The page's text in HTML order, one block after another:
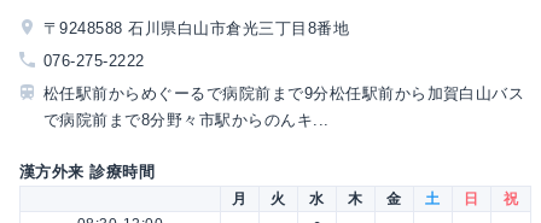
〒9248588 石川県白山市倉光三丁目8番地
076-275-2222
松任駅前からめぐーるで病院前まで9分松任駅前から加賀白山バス
で病院前まで8分野々市駅からのんキ...
漢方外来 診療時間
月 火 水 木 金 土 日
祝